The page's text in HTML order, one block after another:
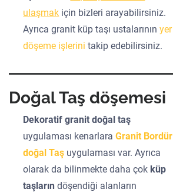
ulaşmak için bizleri arayabilirsiniz.
Ayrıca granit küp taşı ustalarının yer
döşeme işlerini takip edebilirsiniz.
Doğal Taş döşemesi
Dekoratif granit doğal taş
uygulaması kenarlaraGranit Bordür
doğal Taş uygulaması var. Ayrıca
olarak da bilinmekte daha çok küp
taşların döşendiği alanların